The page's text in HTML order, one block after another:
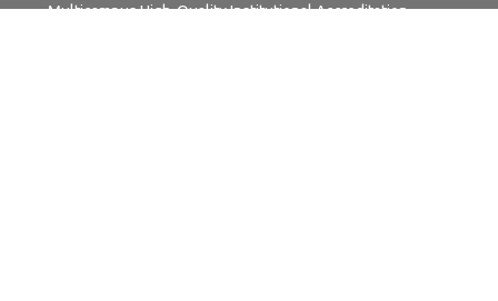
Multicampus High-Quality Institutional Accreditation.